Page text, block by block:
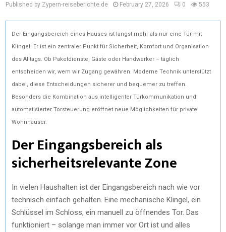
Published by Zypern-reiseberichte.de February 27, 2026 0 553
Der Eingangsbereich eines Hauses ist längst mehr als nur eine Tür mit
Klingel. Er ist ein zentraler Punkt für Sicherheit, Komfort und Organisation
des Alltags. Ob Paketdienste, Gäste oder Handwerker – täglich
entscheiden wir, wem wir Zugang gewähren. Moderne Technik unterstützt
dabei, diese Entscheidungen sicherer und bequemer zu treffen.
Besonders die Kombination aus intelligenter Türkommunikation und
automatisierter Torsteuerung eröffnet neue Möglichkeiten für private
Wohnhäuser.
Der Eingangsbereich als
sicherheitsrelevante Zone
In vielen Haushalten ist der Eingangsbereich nach wie vor
technisch einfach gehalten. Eine mechanische Klingel, ein
Schlüssel im Schloss, ein manuell zu öffnendes Tor. Das
funktioniert – solange man immer vor Ort ist und alles